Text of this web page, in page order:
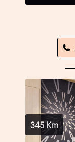
345Km